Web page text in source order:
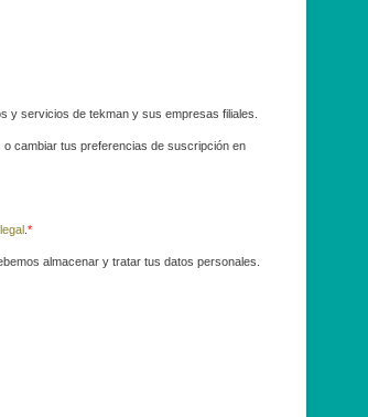
y servicios de tekman y sus empresas filiales.
cambiar tus preferencias de suscripción en
*
almacenar y tratar tus datos personales.